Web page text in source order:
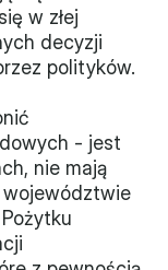
w złej
decyzji
polityków.
- jest
nie mają